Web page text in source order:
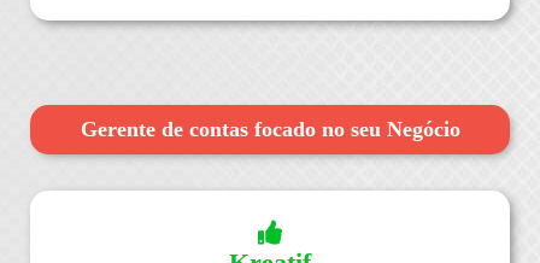
Gerente de contas focado no seu Negócio